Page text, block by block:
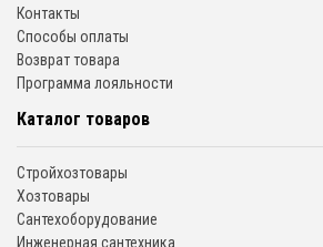
Контакты
Способы оплаты
Возврат товара
Программа лояльности
Каталог товаров
Стройхозтовары
Хозтовары
Сантехоборудование
Инженерная сантехника